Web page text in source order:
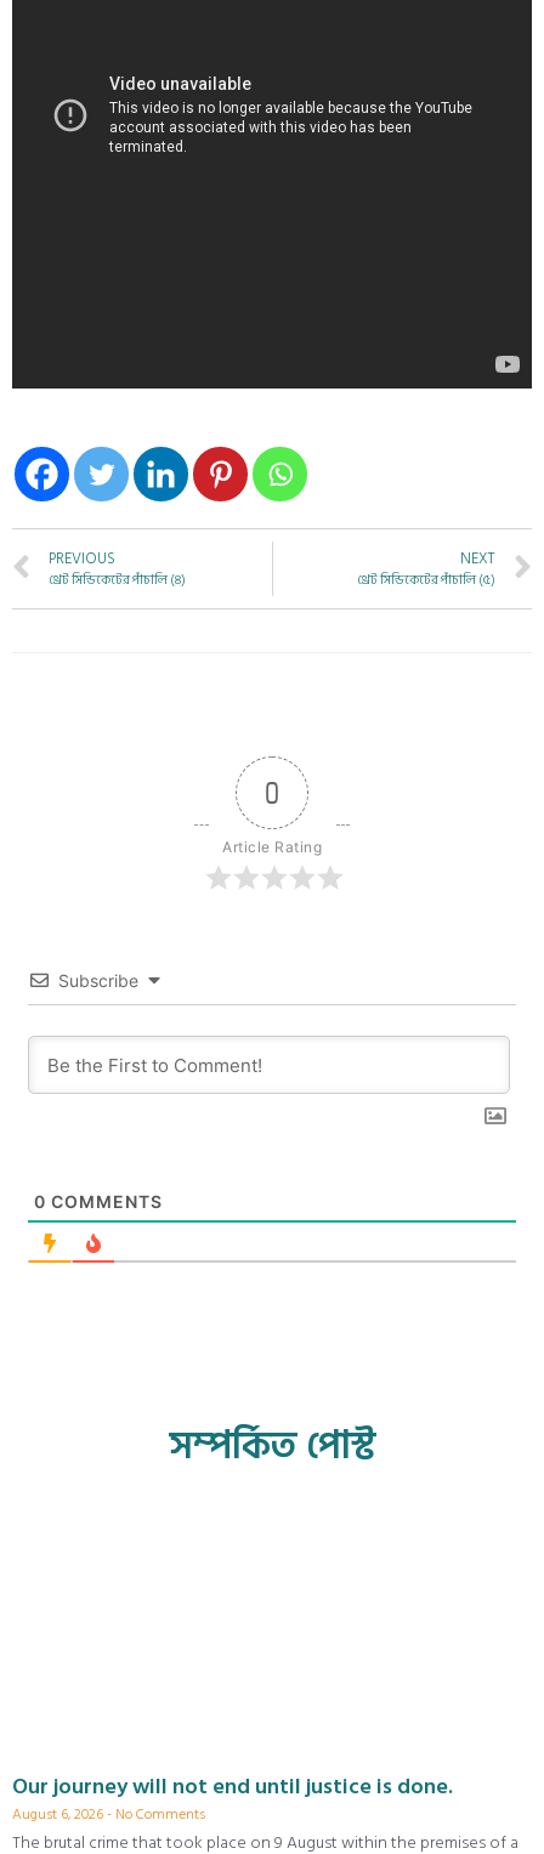
PREVIOUS
থ্রেট সিন্ডিকেটের পাঁচালি (৪)
NEXT
থ্রেট সিন্ডিকেটের পাঁচালি (৫)
0
Article Rating
Subscribe
0 COMMENTS
সম্পর্কিত পোস্ট
Our journey will not end until justice is done.
August 6, 2026 No Comments
The brutal crime that took place on 9 August within the premises of a